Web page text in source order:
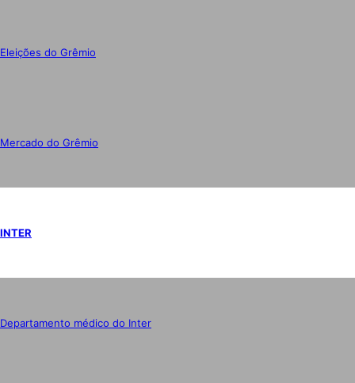
Eleições do Grêmio
Mercado do Grêmio
INTER
Departamento médico do Inter